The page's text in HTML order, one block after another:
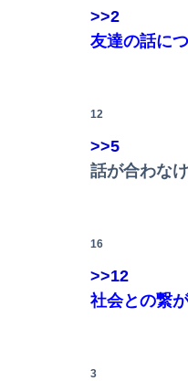
【動画】両方
転校生と仲良
毒親に育てら
【速報】日向
【画像】まま
【画像】安心
>>2
友達の話に
12
>>5
話が合わな
16
>>12
社会との繋
3